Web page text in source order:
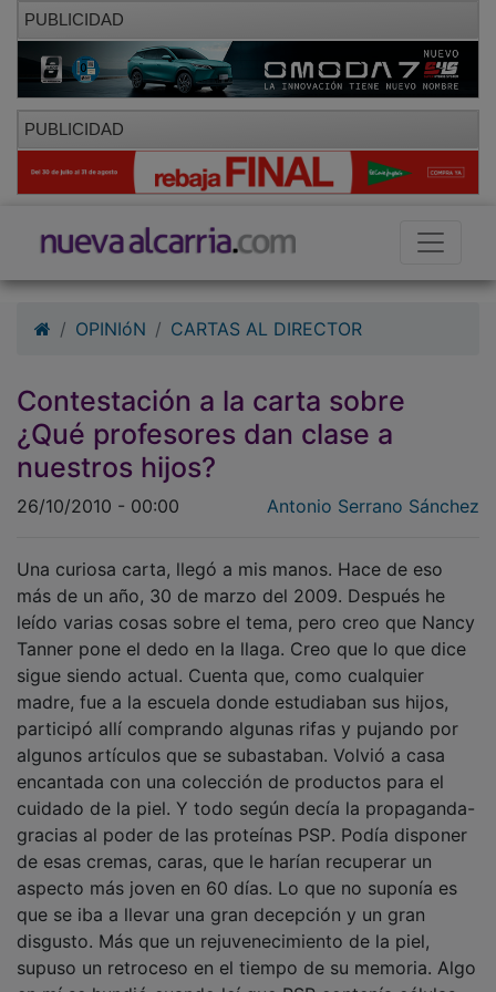
PUBLICIDAD
PUBLICIDAD
Contestación a la carta sobre
¿Qué profesores dan clase a
nuestros hijos?
26/10/2010 - 00:00
más de un año, 30 de marzo del 2009. Después he
leído varias cosas sobre el tema, pero creo que Nancy
Tanner pone el dedo en la llaga. Creo que lo que dice
sigue siendo actual. Cuenta que, como cualquier
madre, fue a la escuela donde estudiaban sus hijos,
participó allí comprando algunas rifas y pujando por
algunos artículos que se subastaban. Volvió a casa
encantada con una colección de productos para el
cuidado de la piel. Y todo según decía la propaganda-
gracias al poder de las proteínas PSP. Podía disponer
de esas cremas, caras, que le harían recuperar un
aspecto más joven en 60 días. Lo que no suponía es
que se iba a llevar una gran decepción y un gran
disgusto. Más que un rejuvenecimiento de la piel,
supuso un retroceso en el tiempo de su memoria. Algo
en mí se hundió cuando leí que PSP contenía células